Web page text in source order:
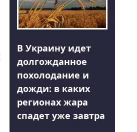
В Украину идет
долгожданное
похолодание и
дожди: в каких
регионах жара
спадет уже завтра